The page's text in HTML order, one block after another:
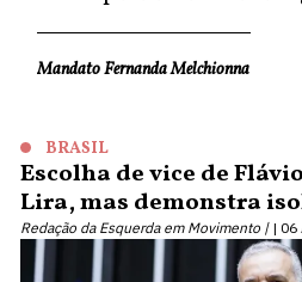
Mandato Fernanda Melchionna
BRASIL
Escolha de vice de
Lira, mas demonstra
Redação da Esquerda em Movimento | 06